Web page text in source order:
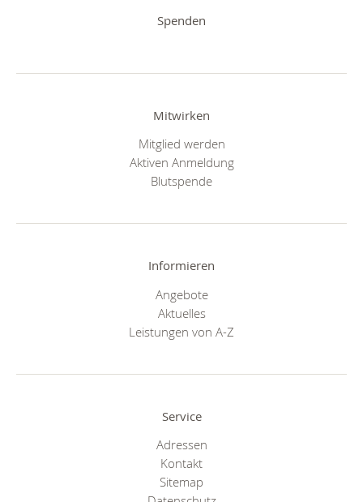
Spenden
Mitwirken
Mitglied werden
Aktiven Anmeldung
Blutspende
Informieren
Angebote
Aktuelles
Leistungen von A-Z
Service
Adressen
Kontakt
Sitemap